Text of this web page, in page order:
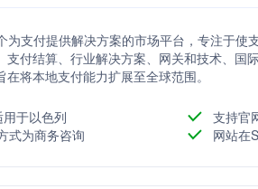
为支付提供解决方案的市场平台，专注于使
支付结算、行业解决方案、网关和技术、国
在将本地支付能力扩展至全球范围。
用于以色列
支持官
式为商务咨询
网站在